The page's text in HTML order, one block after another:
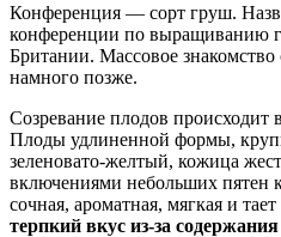
Конференция — сорт груш.
конференции по выращиванию
Британии. Массовое знакомство
намного позже.
Созревание плодов происходит
Плоды удлиненной формы,
зеленовато-желтый, кожица
включениями небольших пятен
сочная, ароматная, мягкая и тает
терпкий вкус из-за